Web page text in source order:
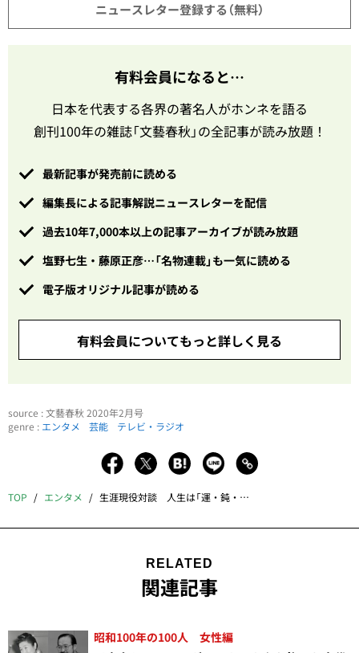
ニュースレター登録する（無料）
有料会員になると…
日本を代表する各界の著名人がホンネを語る
創刊100年の雑誌「文藝春秋」の全記事が読み放題！
最新記事が発売前に読める
編集長による記事解説ニュースレターを配信
過去10年7,000本以上の記事アーカイブが読み放題
塩野七生・藤原正彦…「名物連載」も一気に読める
電子版オリジナル記事が読める
有料会員についてもっと詳しく見る
source : 文藝春秋 2020年2月号
genre : エンタメ 芸能 テレビ・ラジオ
TOP エンタメ 生涯現役対談 人生は「運・鈍・根」だ
RELATED
関連記事
昭和100年の100人 女性編